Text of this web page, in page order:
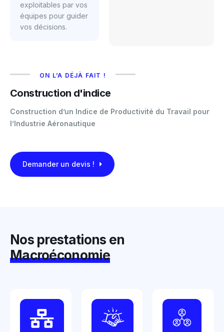
exploitables par vos
équipes pour guider
vos décisions.
ON L’A DÉJÀ FAIT !
Construction d'indice
Construction d’un Indice de Productivité du Travail pour
l’Industrie Aéronautique
Demander un devis !
Nos prestations en
Macroéconomie